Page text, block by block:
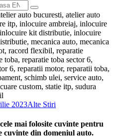
2023Alte Stiri
mai folosite cuvinte pentru
cuvinte din domeniul auto.